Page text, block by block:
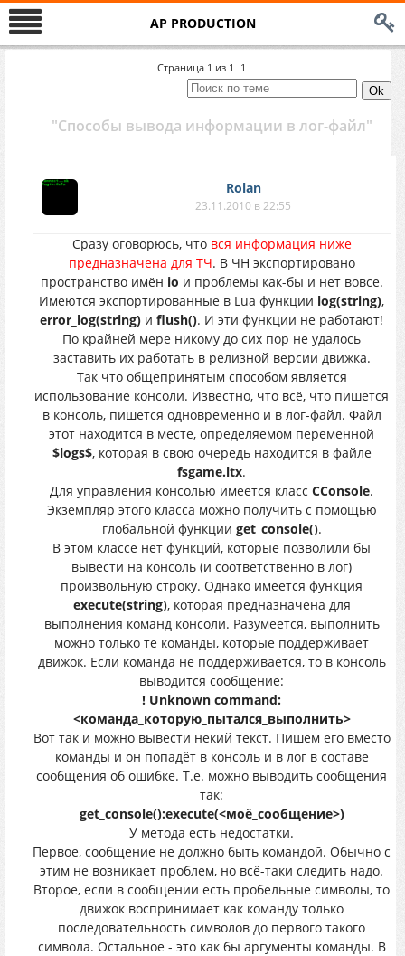
AP PRODUCTION
Страница 1 из 1 1
"Способы вывода информации в лог-файл"
Rolan
23.11.2010 в 22:55
Сразу оговорюсь, что вся информация ниже
предназначена для ТЧ. В ЧН экспортировано
пространство имён io и проблемы как-бы и нет вовсе.
Имеются экспортированные в Lua функции log(string),
error_log(string) и flush(). И эти функции не работают!
По крайней мере никому до сих пор не удалось
заставить их работать в релизной версии движка.
Так что общепринятым способом является
использование консоли. Известно, что всё, что пишется
в консоль, пишется одновременно и в лог-файл. Файл
этот находится в месте, определяемом переменной
$logs$, которая в свою очередь находится в файле
fsgame.ltx.
Для управления консолью имеется класс CConsole.
Экземпляр этого класса можно получить с помощью
глобальной функции get_console().
В этом классе нет функций, которые позволили бы
вывести на консоль (и соответственно в лог)
произвольную строку. Однако имеется функция
execute(string), которая предназначена для
выполнения команд консоли. Разумеется, выполнить
можно только те команды, которые поддерживает
движок. Если команда не поддерживается, то в консоль
выводится сообщение:
! Unknown command:
<команда_которую_пытался_выполнить>
Вот так и можно вывести некий текст. Пишем его вместо
команды и он попадёт в консоль и в лог в составе
сообщения об ошибке. Т.е. можно выводить сообщения
так:
get_console():execute(<моё_сообщение>)
У метода есть недостатки.
Первое, сообщение не должно быть командой. Обычно с
этим не возникает проблем, но всё-таки следить надо.
Второе, если в сообщении есть пробельные символы, то
движок воспринимает как команду только
последовательность символов до первого такого
символа. Остальное - это как бы аргументы команды. В